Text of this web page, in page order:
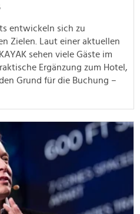
entwickeln sich zu
Zielen. Laut einer aktuellen
sehen viele Gäste im
Ergänzung zum Hotel,
Grund für die Buchung –